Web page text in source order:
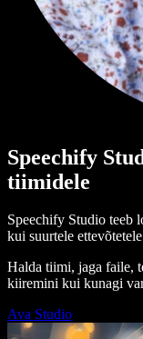
Speechify
tiimidele
Speechify Studio teeb
kui suurtele
Halda tiimi, jaga faile,
kiiremini kui kunagi
Ava Studio